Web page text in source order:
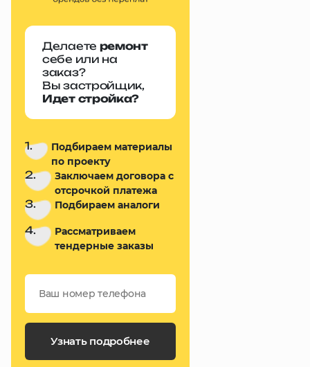
Делаете ремонт
себе или на
заказ?
Вы застройщик,
Идет стройка?
1.
Подбираем материалы
по проекту
2.
Заключаем договора с
отсрочкой платежа
3. Подбираем аналоги
4.
Рассматриваем
тендерные заказы
Узнать подробнее